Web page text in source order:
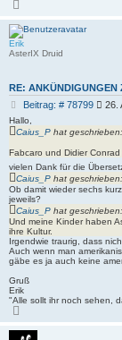
c
h
b
Erik
AsterIX Druid
RE: ANKÜNDIGUNGEN
Beitrag: # 78799B
i
r
a
g
26.
Hallo,
Caius_P hat geschrieben:
Fabcaro und Didier
vielen Dank für die
Caius_P hat geschrieben:
Ob damit wieder sechs
jeweils?
Caius_P hat geschrieben:
Und meine Kinder haben
ihre Kultur.
Irgendwie traurig, dass
Auch wenn man
gäbe es ja auch keine
Gruß
Erik
"Alle sollt ihr noch sehen,
c